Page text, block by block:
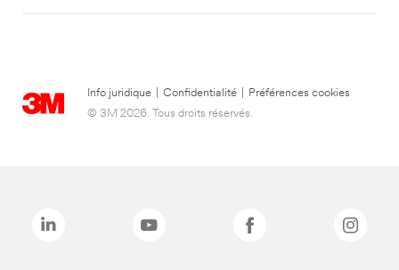
Info juridique Confidentialité
Préférences cookies
© 3M 2026. Tous droits réservés.